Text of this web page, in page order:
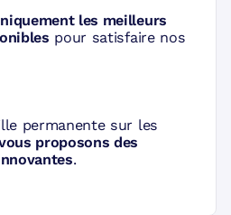
les meilleurs
pour satisfaire nos
permanente sur les
proposons des
.